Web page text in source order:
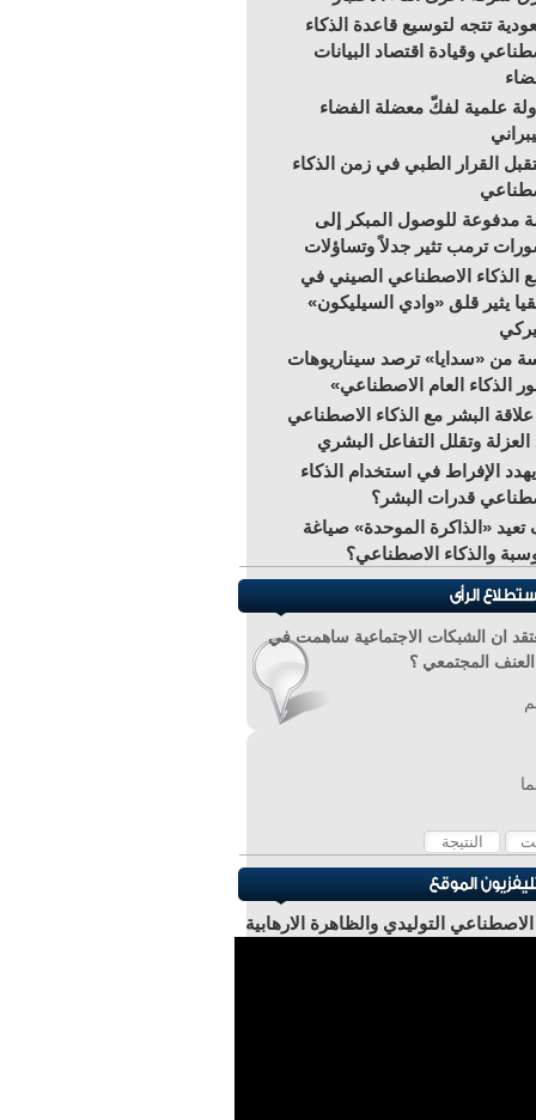
تتجه لتوسيع قاعدة الذكاء
وقيادة اقتصاد البيانات
علمية لفكّ معضلة الفضاء
القرار الطبي في زمن الذكاء
مدفوعة للوصول المبكر إلى
ترمب تثير جدلاً وتساؤلات
الذكاء الاصطناعي الصيني في
يثير قلق «وادي السيليكون»
من «سدايا» ترصد سيناريوهات
الذكاء العام الاصطناعي»
البشر مع الذكاء الاصطناعي
العزلة وتقلل التفاعل البشري
الإفراط في استخدام الذكاء
قدرات البشر؟
«الذاكرة الموحدة» صياغة
والذكاء الاصطناعي؟
ان الشبكات الاجتماعية ساهمت في
العنف المجتمعي ؟
الاصطناعي التوليدي والظاهرة الارهابية